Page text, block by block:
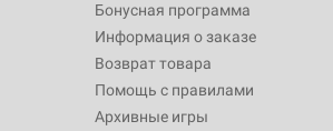
Бонусная программа
Информация о заказе
Возврат товара
Помощь с правилами
Архивные игры